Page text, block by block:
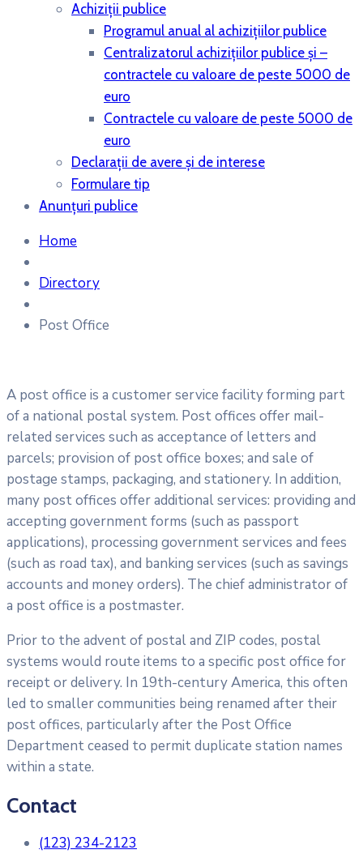
Achiziţii publice
Programul anual al achiziţiilor publice
Centralizatorul achiziţiilor publice şi –
contractele cu valoare de peste 5000 de
euro
Contractele cu valoare de peste 5000 de
euro
Declaraţii de avere şi de interese
Formulare tip
Anunțuri publice
Home
Directory
Post Office
A post office is a customer service facility forming part
of a national postal system. Post offices offer mail-
related services such as acceptance of letters and
parcels; provision of post office boxes; and sale of
postage stamps, packaging, and stationery. In addition,
many post offices offer additional services: providing and
accepting government forms (such as passport
applications), processing government services and fees
(such as road tax), and banking services (such as savings
accounts and money orders). The chief administrator of
a post office is a postmaster.
Prior to the advent of postal and ZIP codes, postal
systems would route items to a specific post office for
receipt or delivery. In 19th-century America, this often
led to smaller communities being renamed after their
post offices, particularly after the Post Office
Department ceased to permit duplicate station names
within a state.
Contact
(123) 234-2123